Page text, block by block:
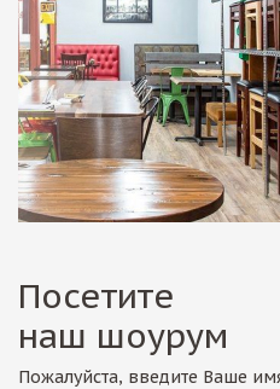
Посетите
наш шоурум
Пожалуйста, введите Ваше